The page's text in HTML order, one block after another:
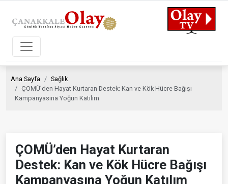
Ana Sayfa
Sağlık
ÇOMÜ’den Hayat Kurtaran Destek: Kan ve Kök Hücre Bağışı
Kampanyasına Yoğun Katılım
ÇOMÜ’den Hayat Kurtaran
Destek: Kan ve Kök Hücre Bağışı
Kampanyasına Yoğun Katılım